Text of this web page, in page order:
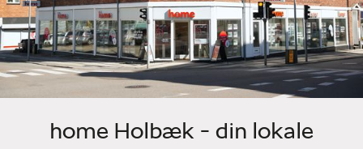
home Holbæk - din lokale